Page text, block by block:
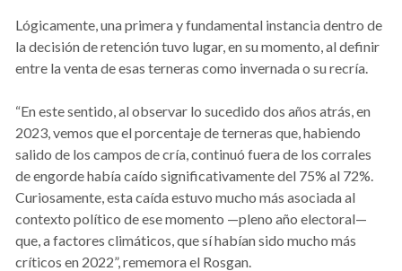
Lógicamente, una primera y fundamental instancia dentro de
la decisión de retención tuvo lugar, en su momento, al definir
entre la venta de esas terneras como invernada o su recría.
“En este sentido, al observar lo sucedido dos años atrás, en
2023, vemos que el porcentaje de terneras que, habiendo
salido de los campos de cría, continuó fuera de los corrales
de engorde había caído significativamente del 75% al 72%.
Curiosamente, esta caída estuvo mucho más asociada al
contexto político de ese momento —pleno año electoral—
que, a factores climáticos, que sí habían sido mucho más
críticos en 2022”, rememora el Rosgan.